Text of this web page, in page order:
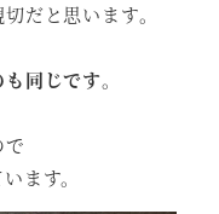
だと思います。
同じです。
ます。